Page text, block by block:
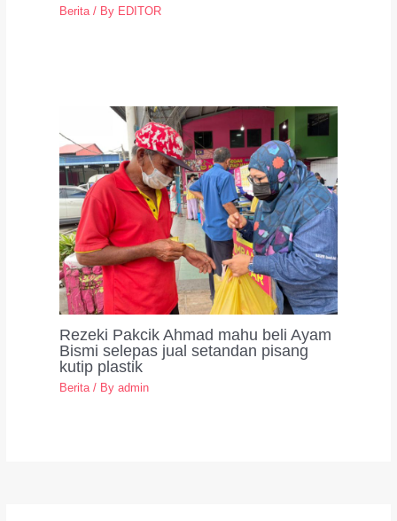
Berita / By EDITOR
Rezeki Pakcik Ahmad mahu beli Ayam
Bismi selepas jual setandan pisang
kutip plastik
Berita/ Byadmin